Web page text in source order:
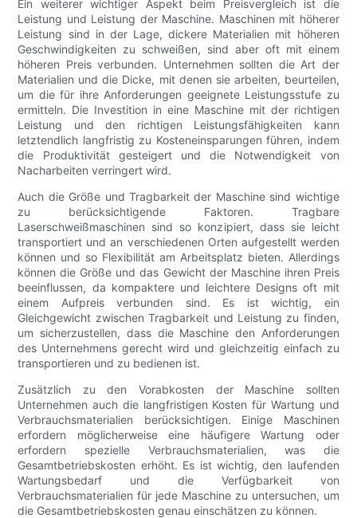
Ein weiterer wichtiger Aspekt beim Preisvergleich ist die
Leistung und Leistung der Maschine. Maschinen mit höherer
Leistung sind in der Lage, dickere Materialien mit höheren
Geschwindigkeiten zu schweißen, sind aber oft mit einem
höheren Preis verbunden. Unternehmen sollten die Art der
Materialien und die Dicke, mit denen sie arbeiten, beurteilen,
um die für ihre Anforderungen geeignete Leistungsstufe zu
ermitteln. Die Investition in eine Maschine mit der richtigen
Leistung und den richtigen Leistungsfähigkeiten kann
letztendlich langfristig zu Kosteneinsparungen führen, indem
die Produktivität gesteigert und die Notwendigkeit von
Nacharbeiten verringert wird.
Auch die Größe und Tragbarkeit der Maschine sind wichtige
zu berücksichtigende Faktoren. Tragbare
Laserschweißmaschinen sind so konzipiert, dass sie leicht
transportiert und an verschiedenen Orten aufgestellt werden
können und so Flexibilität am Arbeitsplatz bieten. Allerdings
können die Größe und das Gewicht der Maschine ihren Preis
beeinflussen, da kompaktere und leichtere Designs oft mit
einem Aufpreis verbunden sind. Es ist wichtig, ein
Gleichgewicht zwischen Tragbarkeit und Leistung zu finden,
um sicherzustellen, dass die Maschine den Anforderungen
des Unternehmens gerecht wird und gleichzeitig einfach zu
transportieren und zu bedienen ist.
Zusätzlich zu den Vorabkosten der Maschine sollten
Unternehmen auch die langfristigen Kosten für Wartung und
Verbrauchsmaterialien berücksichtigen. Einige Maschinen
erfordern möglicherweise eine häufigere Wartung oder
erfordern spezielle Verbrauchsmaterialien, was die
Gesamtbetriebskosten erhöht. Es ist wichtig, den laufenden
Wartungsbedarf und die Verfügbarkeit von
Verbrauchsmaterialien für jede Maschine zu untersuchen, um
die Gesamtbetriebskosten genau einschätzen zu können.